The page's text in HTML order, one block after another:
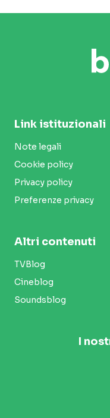
Link istituzionali
Note legali
Cookie policy
Privacy policy
Preferenze privacy
Altri contenuti
TVBlog
Cineblog
Soundsblog
I